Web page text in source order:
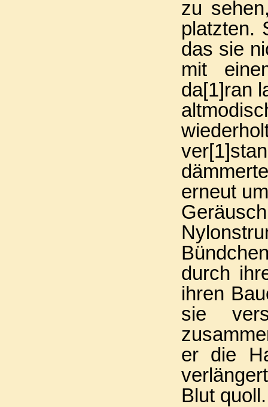
zu
platzten.
das sie
mit
da[1]ran
ver[1]
erneut
durch
ihren
sie
er die
Blut quoll.